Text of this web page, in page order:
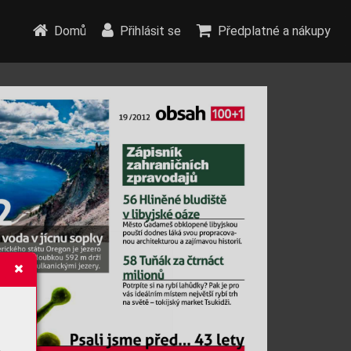
Domů Přihlásit se Předplatné a nákupy